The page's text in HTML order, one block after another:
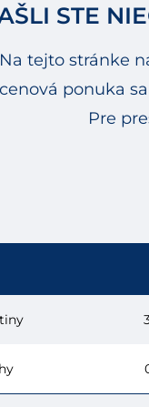
STE
Na tejto stránke
ponuka
Pre